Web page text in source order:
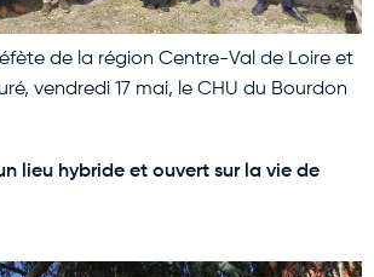
de la région Centre-Val de Loire et
vendredi 17 mai, le CHU du Bourdon
lieu hybride et ouvert sur la vie de